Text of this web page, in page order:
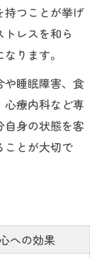
持つことが挙げ
レスを和ら
ります。
や睡眠障害、食
療内科など専
自身の状態を客
ことが大切で
への効果